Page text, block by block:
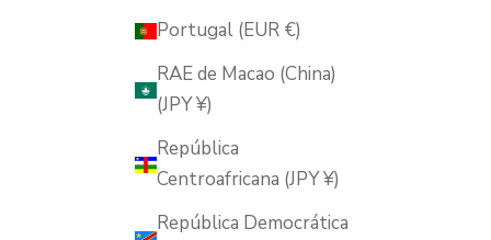
Portugal (EUR €)
RAE de Macao (China)
(JPY ¥)
República
Centroafricana (JPY ¥)
República Democrática